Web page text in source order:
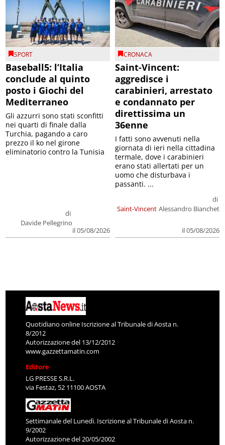
SPORT
Baseball5: l’Italia
conclude al quinto
posto i Giochi del
Mediterraneo
di
Davide Pellegrino
il 05/08/2026
Gli azzurri sono stati sconfitti
nei quarti di finale dalla
Turchia, pagando a caro
prezzo il ko nel girone
eliminatorio contro la Tunisia
CRONACA
Saint-Vincent:
aggredisce i
carabinieri, arrestato
e condannato per
direttissima un
36enne
Saint-Vincent
di
Alessandro Bianchet
il 05/08/2026
I fatti sono avvenuti nella
giornata di ieri nella cittadina
termale, dove i carabinieri
erano stati allertati per un
uomo che disturbava i
passanti. ...
Quotidiano online Iscrizione al Tribunale di Aosta n.
8/2012
Autorizzazione del 13/12/2012
www.gazzettamatin.com
Editore
LG PRESSE S.R.L.
via Festaz, 52 11100 AOSTA
Settimanale del Lunedì. Iscrizione al Tribunale di Aosta n.
9/2002
Autorizzazione del 20/05/2002